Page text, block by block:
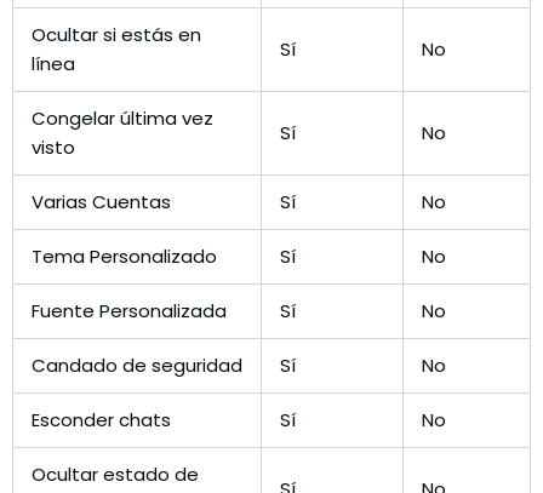
Ocultar si estás en
línea
Sí No
Congelar última vez
visto
Sí No
Varias Cuentas Sí No
Tema Personalizado Sí No
Fuente Personalizada Sí No
Candado de seguridad Sí No
Esconder chats Sí No
Ocultar estado de